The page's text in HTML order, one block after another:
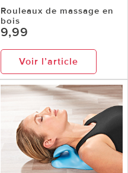
Rouleaux de massage en
bois
9,99
Voir l’article